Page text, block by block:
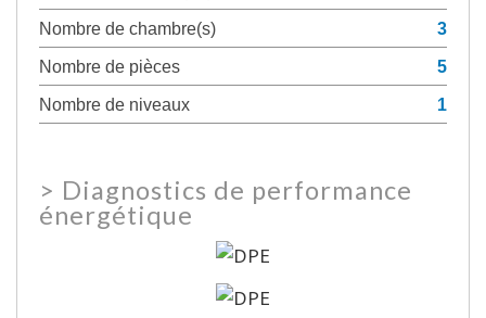
Nombre de chambre(s)
3
Nombre de pièces
5
Nombre de niveaux
1
> Diagnostics de performance
énergétique